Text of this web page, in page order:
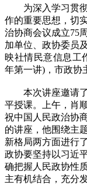
为深入学习贯彻
作的重要思想，切
治协商会议成立75
加单位、政协委员
映社情民意信息工
年第一讲)，市政协
本次讲座邀请了
平授课。上午，肖
祝中国人民政治协
的讲座，他围绕主
新格局两方面进行
政协要坚持以习近
确把握人民政协性
主有机结合，充分